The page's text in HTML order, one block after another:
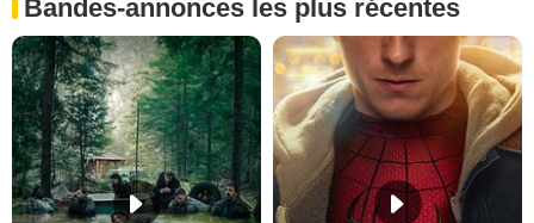
Bandes-annonces les plus récentes